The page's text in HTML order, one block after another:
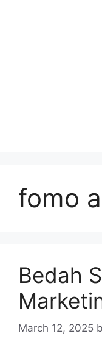
fomo
Bedah
March 12, 2025